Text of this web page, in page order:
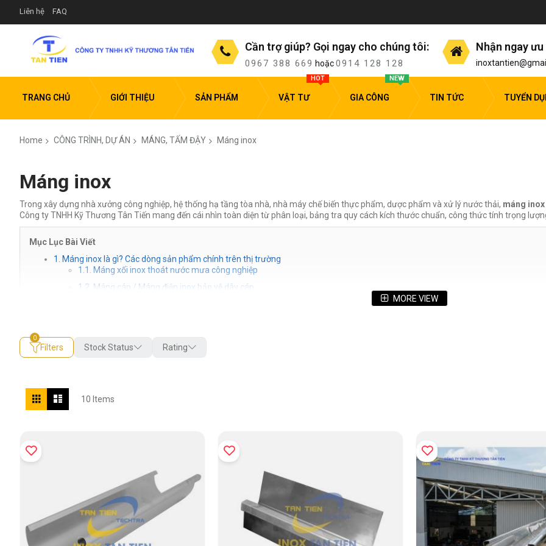
Liên hệ FAQ
Cần trợ giúp? Gọi ngay cho chúng tôi:
0967 388 669 hoặc0914 128 128
Nhận ngay
TRANG CHỦ GIỚI THIỆU SẢN PHẨM VẬT TƯ
HOT
GIA CÔNG
NEW
TIN TỨC TUYỂN
Home CÔNG TRÌNH, DỰ ÁN MÁNG, TẤM ĐẬY Máng inox
Máng inox
Trong xây dựng nhà xưởng công nghiệp, hệ thống hạ tầng tòa nhà, nhà máy chế biến thực phẩm, dược phẩm và xử lý nước thải, máng inox
Công ty TNHH Kỹ Thương Tân Tiến mang đến cái nhìn toàn diện từ phân loại, bảng tra quy cách kích thước chuẩn, công thức tính trọng
Mục Lục Bài Viết
1. Máng inox là gì? Các dòng sản phẩm chính trên thị trường
1.1. Máng xối inox thoát nước mưa công nghiệp
1.2. Máng cáp / Máng điện inox bảo vệ dây cáp
4. Bảng tra quy cách & kích thước máng inox thông dụng
5. Công thức tính trọng lượng máng inox chấn chuẩn xác
7. Quy trình lắp đặt & nghiệm thu CO/CQ máng inox
1. Máng inox là gì? Các dòng sản phẩm chính trên thị trường
là tên gọi chung cho các sản phẩm cơ khí dạng máng rỗng thành mỏng hoặc thành dày, được dập chấn từ các cuộn inox tấm
chia làm hai loại ứng dụng riêng biệt:
1.1. Máng xối inox thoát nước mưa công nghiệp
Là hệ thống máng dẫn gom nước mưa từ mái tôn nhà xưởng, nhà dân dụng, trang trại hoặc các công trình công cộng dẫn xuống ống
MORE VIEW
Filters Stock Status Rating
View
as
Grid 10 Items